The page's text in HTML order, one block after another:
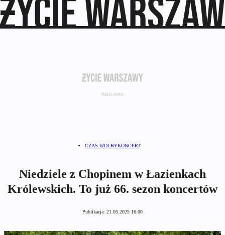
CZAS WOLNYKONCERT
Niedziele z Chopinem w Łazienkach
Królewskich. To już 66. sezon koncertów
Publikacja: 21.05.2025 16:00